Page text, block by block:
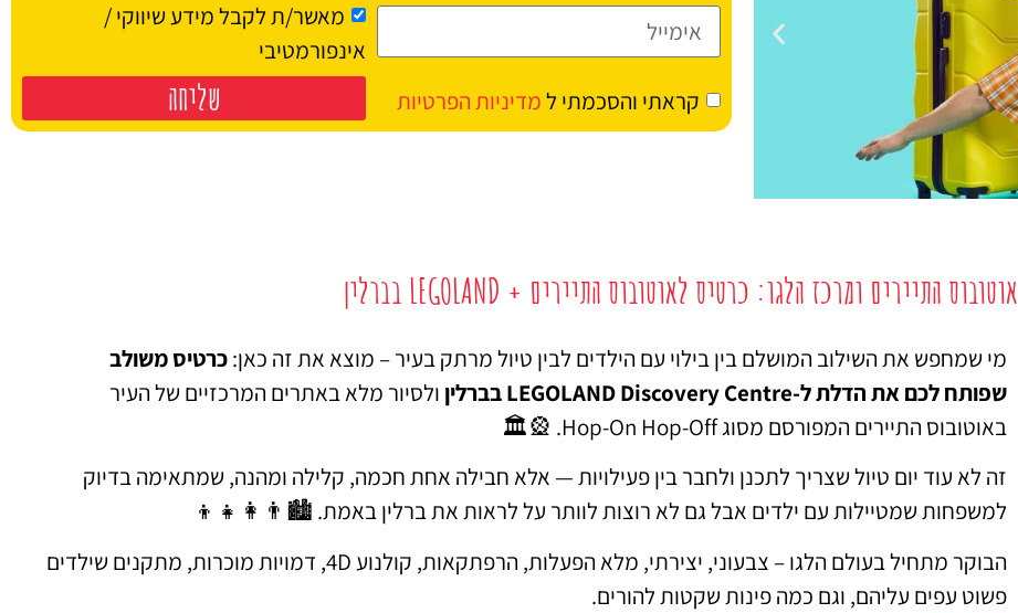
מלונות
לחצו
פה!
מאשר/ת לקבל מידע שיווקי /
אינפורמטיבי
קראתי והסכמתי למדיניות הפרטיות שליחה
אוטובוס התיירים ומרכז הלגו: כרטיס לאוטובוס התיירים + LEGOLAND בברלין
מי שמחפש את השילוב המושלם בין בילוי עם הילדים לבין טיול מרתק בעיר – מוצא את זה כאן:כרטיס משולב
שפותח לכם את הדלת ל-LEGOLAND Discovery Centre בברלין
ולסיור מלא באתרים המרכזיים של העיר
באוטובוס התיירים המפורסם מסוג Hop-On Hop-Off. 🎡🏛️
זה לא עוד יום טיול שצריך לתכנן ולחבר בין פעילויות — אלא חבילה אחת חכמה, קלילה ומהנה, שמתאימה בדיוק
למשפחות שמטיילות עם ילדים אבל גם לא רוצות לוותר על לראות את ברלין באמת. 🏙️👨‍👩‍👧‍👦
הבוקר מתחיל בעולם הלגו – צבעוני, יצירתי, מלא הפעלות, הרפתקאות, קולנוע 4D, דמויות מוכרות, מתקנים שילדים
פשוט עפים עליהם, וגם כמה פינות שקטות להורים.